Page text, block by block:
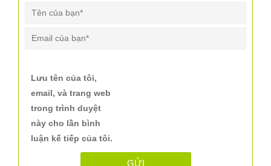
Lưu tên của tôi,
email, và trang web
trong trình duyệt
này cho lần bình
luận kế tiếp của tôi.